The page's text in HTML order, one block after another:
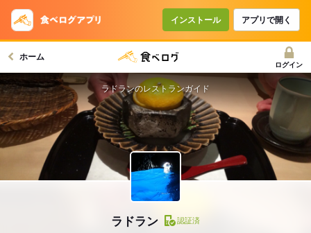
インストール アプリで開く
ホーム
ログイン
ラドラン 認証済
ラドランのレストランガイド